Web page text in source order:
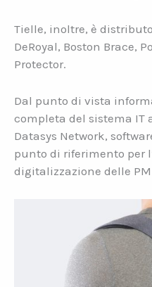
Tielle, inoltre, è
DeRoyal, Boston Brace,
Protector.
Dal punto di vista
completa del sistema IT
Datasys Network,
punto di riferimento per
digitalizzazione delle